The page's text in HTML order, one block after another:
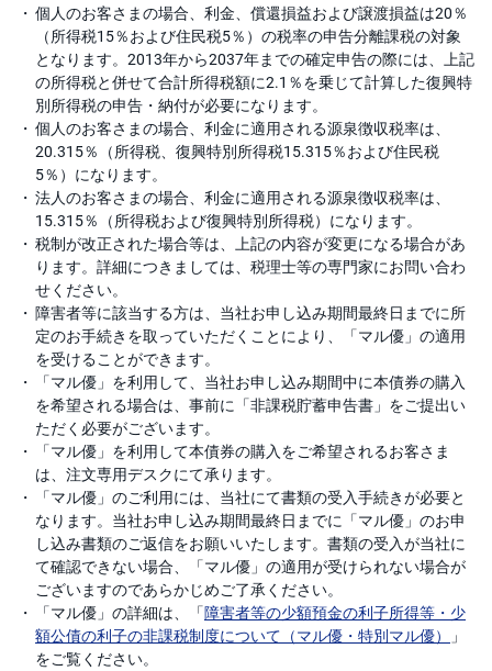
個人のお客さまの場合、利金、償還損益および譲渡損益は20％
（所得税15％および住民税5％）の税率の申告分離課税の対象
となります。2013年から2037年までの確定申告の際には、上記
の所得税と併せて合計所得税額に2.1％を乗じて計算した復興特
別所得税の申告・納付が必要になります。
個人のお客さまの場合、利金に適用される源泉徴収税率は、
20.315％（所得税、復興特別所得税15.315％および住民税
5％）になります。
法人のお客さまの場合、利金に適用される源泉徴収税率は、
15.315％（所得税および復興特別所得税）になります。
税制が改正された場合等は、上記の内容が変更になる場合があ
ります。詳細につきましては、税理士等の専門家にお問い合わ
せください。
障害者等に該当する方は、当社お申し込み期間最終日までに所
定のお手続きを取っていただくことにより、「マル優」の適用
を受けることができます。
「マル優」を利用して、当社お申し込み期間中に本債券の購入
を希望される場合は、事前に「非課税貯蓄申告書」をご提出い
ただく必要がございます。
「マル優」を利用して本債券の購入をご希望されるお客さま
は、注文専用デスクにて承ります。
「マル優」のご利用には、当社にて書類の受入手続きが必要と
なります。当社お申し込み期間最終日までに「マル優」のお申
し込み書類のご返信をお願いいたします。書類の受入が当社に
て確認できない場合、「マル優」の適用が受けられない場合が
ございますのであらかじめご了承ください。
「マル優」の詳細は、「障害者等の少額預金の利子所得等・少
額公債の利子の非課税制度について（マル優・特別マル優）
」
をご覧ください。